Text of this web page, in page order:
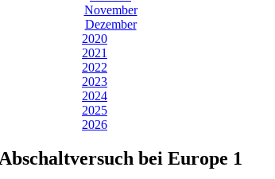
November
Dezember
2020
2021
2022
2023
2024
2025
2026
bei Europe 1